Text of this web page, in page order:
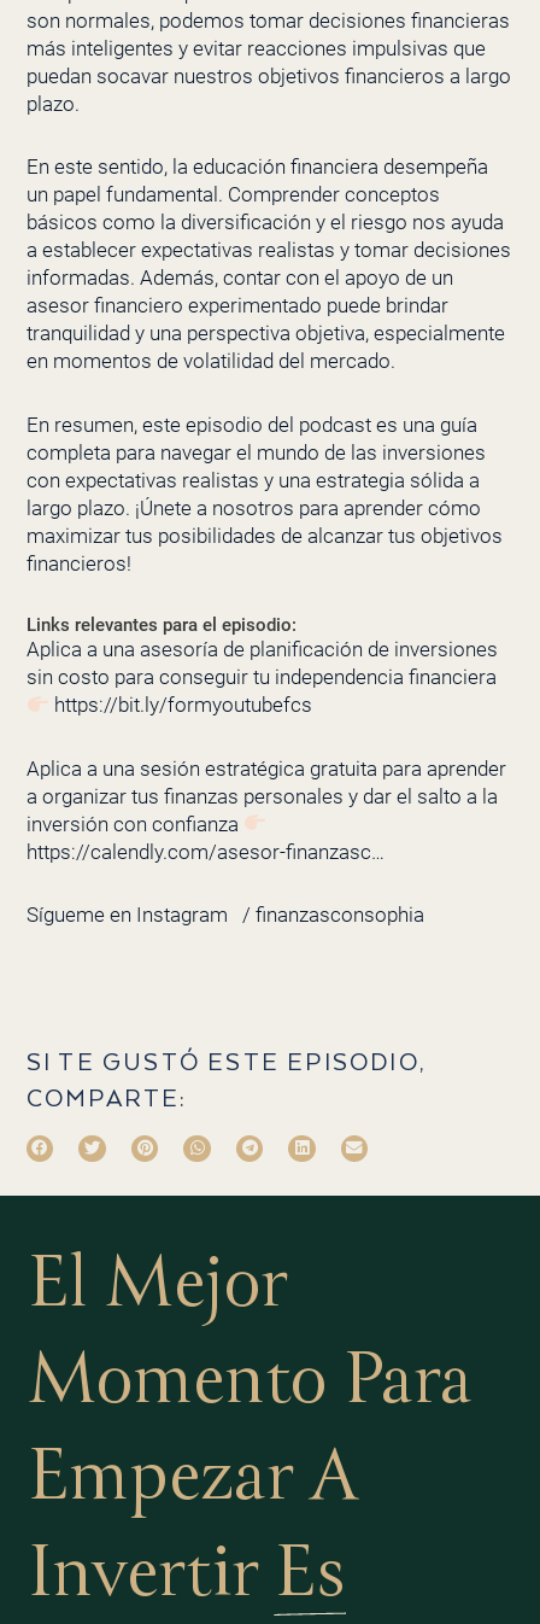
son normales, podemos tomar decisiones financieras
más inteligentes y evitar reacciones impulsivas que
puedan socavar nuestros objetivos financieros a largo
plazo.
En este sentido, la educación financiera desempeña
un papel fundamental. Comprender conceptos
básicos como la diversificación y el riesgo nos ayuda
a establecer expectativas realistas y tomar decisiones
informadas. Además, contar con el apoyo de un
asesor financiero experimentado puede brindar
tranquilidad y una perspectiva objetiva, especialmente
en momentos de volatilidad del mercado.
En resumen, este episodio del podcast es una guía
completa para navegar el mundo de las inversiones
con expectativas realistas y una estrategia sólida a
largo plazo. ¡Únete a nosotros para aprender cómo
maximizar tus posibilidades de alcanzar tus objetivos
financieros!
Links relevantes para el episodio:
Aplica a una asesoría de planificación de inversiones
sin costo para conseguir tu independencia financiera
https://bit.ly/formyoutubefcs
Aplica a una sesión estratégica gratuita para aprender
a organizar tus finanzas personales y dar el salto a la
inversión con confianza
https://calendly.com/asesor-finanzasc…
Sígueme en Instagram / finanzasconsophia
SI TE GUSTÓ ESTE EPISODIO,
COMPARTE:
El Mejor
Momento Para
Empezar A
Invertir Es